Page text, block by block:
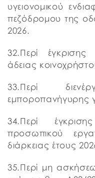
υγειονομικού
πεζόδρομου της
2026.
32.Περί
άδειας
33.Περί
εμποροπανήγυρης
34.Περί
προσωπικού
διάρκειας έτους
35.Περί μη